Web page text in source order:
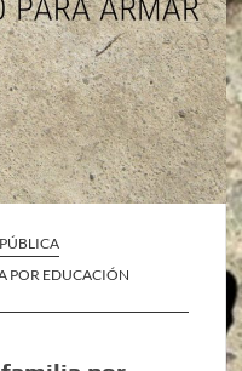
POR EDUCACIÓN